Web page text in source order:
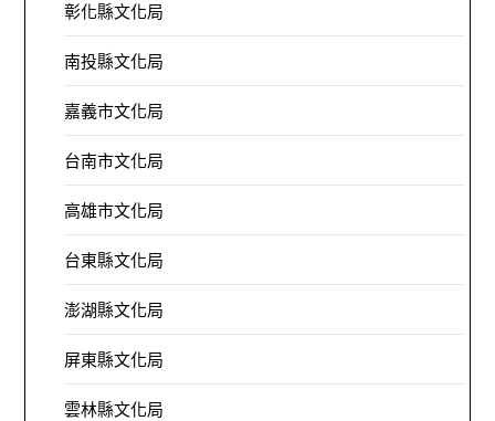
彰化縣文化局
南投縣文化局
嘉義市文化局
台南市文化局
高雄市文化局
台東縣文化局
澎湖縣文化局
屏東縣文化局
雲林縣文化局